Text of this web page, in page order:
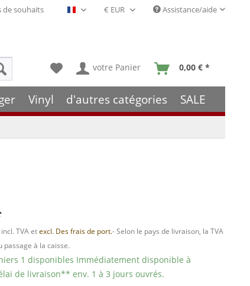
de souhaits Français- FR Assistance/aide
votre Panier 0,00 € *
Vinyl d'autres catégories SALE
TVA etexcl. Des frais de port.- Selon le pays de livraison, la TVA
passage à la caisse.
1 disponibles Immédiatement disponible à
de livraison** env. 1 à 3 jours ouvrés.